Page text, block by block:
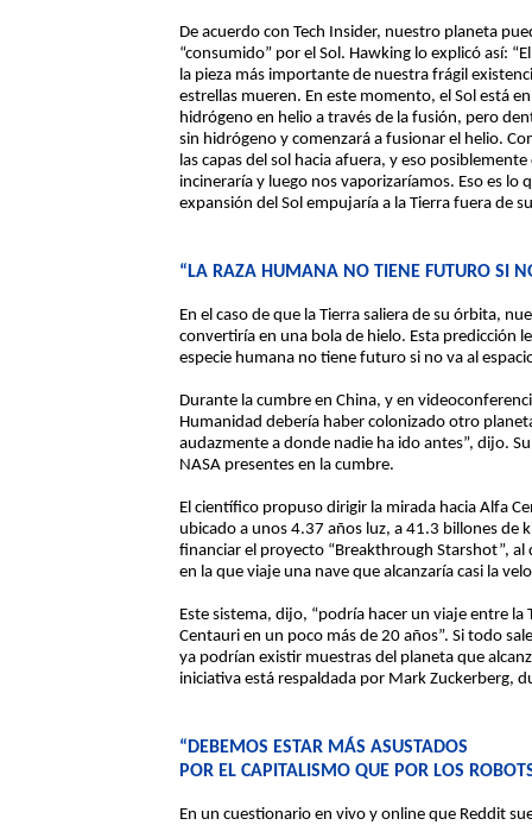
De acuerdo con Tech Insider, nuestro planeta
“consumido” por el Sol. Hawking lo explicó así:
la pieza más importante de nuestra frágil
estrellas mueren. En este momento, el Sol está
hidrógeno en helio a través de la fusión, pero
sin hidrógeno y comenzará a fusionar el helio.
las capas del sol hacia afuera, y eso
incineraría y luego nos vaporizaríamos. Eso es lo
expansión del Sol empujaría a la Tierra fuera de
“LA RAZA HUMANA NO TIENE FUTURO SI
En el caso de que la Tierra saliera de su órbita,
convertiría en una bola de hielo. Esta predicción
especie humana no tiene futuro si no va al
Durante la cumbre en China, y en
Humanidad debería haber colonizado otro
audazmente a donde nadie ha ido antes”, dijo.
NASA presentes en la cumbre.
El científico propuso dirigir la mirada hacia Alfa
ubicado a unos 4.37 años luz, a 41.3 billones
financiar el proyecto “Breakthrough Starshot”,
en la que viaje una nave que alcanzaría casi la
Este sistema, dijo, “podría hacer un viaje entre
Centauri en un poco más de 20 años”. Si todo
ya podrían existir muestras del planeta que
iniciativa está respaldada por Mark Zuckerberg,
“DEBEMOS ESTAR MÁS ASUSTADOS
POR EL CAPITALISMO QUE POR LOS
En un cuestionario en vivo y online que Reddit